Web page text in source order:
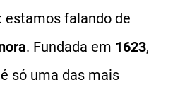
estamos falando de
. Fundada em 1623,
só uma das mais